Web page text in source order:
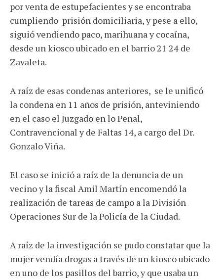
por venta de estupefacientes y se encontraba
cumpliendo prisión domiciliaria, y pese a ello,
siguió vendiendo paco, marihuana y cocaína,
desde un kiosco ubicado en el barrio 21 24 de
Zavaleta.
A raíz de esas condenas anteriores, se le unificó
la condena en 11 años de prisión, anteviniendo
en el caso el Juzgado en lo Penal,
Contravencional y de Faltas 14, a cargo del Dr.
Gonzalo Viña.
El caso se inició a raíz de la denuncia de un
vecino y la fiscal Amil Martín encomendó la
realización de tareas de campo a la División
Operaciones Sur de la Policía de la Ciudad.
A raíz de la investigación se pudo constatar que la
mujer vendía drogas a través de un kiosco ubicado
en uno de los pasillos del barrio, y que usaba un